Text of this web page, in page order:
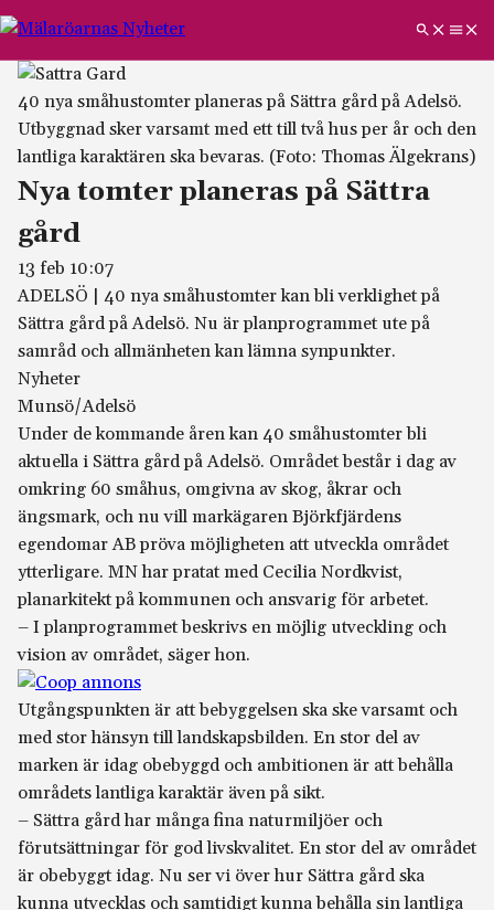
40 nya småhustomter planeras på Sättra gård på Adelsö.
Utbyggnad sker varsamt med ett till två hus per år och den
lantliga karaktären ska bevaras. (Foto: Thomas Älgekrans)
Nya tomter planeras på Sättra
gård
13 feb 10:07
ADELSÖ
40 nya småhustomter kan bli verklighet på
Sättra gård på Adelsö. Nu är planprogrammet ute på
samråd och allmänheten kan lämna synpunkter.
Nyheter
Munsö/Adelsö
Under de kommande åren kan 40 småhustomter bli
aktuella i Sättra gård på Adelsö. Området består i dag av
omkring 60 småhus, omgivna av skog, åkrar och
ängsmark, och nu vill markägaren Björkfjärdens
egendomar AB pröva möjligheten att utveckla området
ytterligare. MN har pratat med Cecilia Nordkvist,
planarkitekt på kommunen och ansvarig för arbetet.
– I planprogrammet beskrivs en möjlig utveckling och
vision av området, säger hon.
Utgångspunkten är att bebyggelsen ska ske varsamt och
med stor hänsyn till landskapsbilden. En stor del av
marken är idag obebyggd och ambitionen är att behålla
områdets lantliga karaktär även på sikt.
– Sättra gård har många fina naturmiljöer och
förutsättningar för god livskvalitet. En stor del av området
är obebyggt idag. Nu ser vi över hur Sättra gård ska
kunna utvecklas och samtidigt kunna behålla sin lantliga